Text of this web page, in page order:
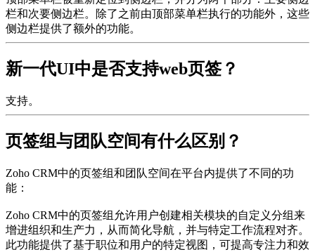
栏和次要侧边栏。除了之前由顶部菜单栏执行的功能外，这些
侧边栏提供了额外的功能。
新一代UI中是否支持web页签？
支持。
页签组与团队空间有什么区别？
Zoho CRM中的页签组和团队空间在平台内提供了不同的功
能：
Zoho CRM中的页签组允许用户创建相关模块的自定义分组来
增进组织和生产力，从而简化导航，并与特定工作流程对齐。
此功能提供了基于职位和用户的特定视图，可提高专注力和效